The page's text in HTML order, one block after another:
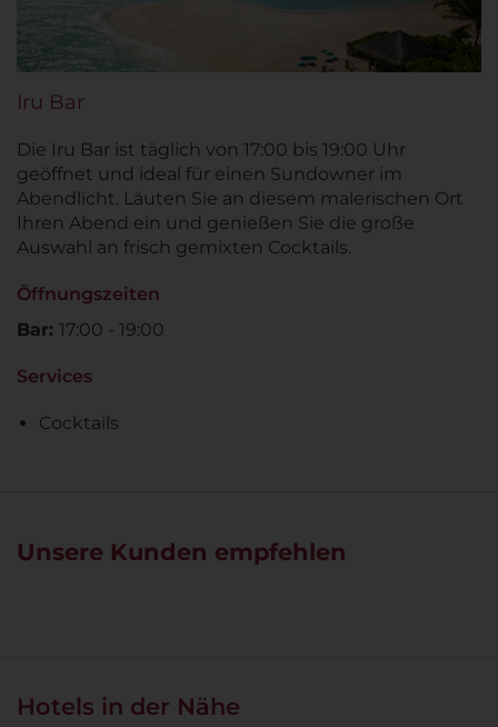
Iru Bar
Die Iru Bar ist täglich von 17:00 bis 19:00 Uhr
geöffnet und ideal für einen Sundowner im
Abendlicht. Läuten Sie an diesem malerischen Ort
Ihren Abend ein und genießen Sie die große
Auswahl an frisch gemixten Cocktails.
Öffnungszeiten
Bar: 17:00 - 19:00
Services
Cocktails
Unsere Kunden empfehlen
Hotels in der Nähe